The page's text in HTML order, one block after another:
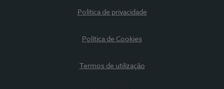
Política de privacidade
Política de Cookies
Termos de utilização